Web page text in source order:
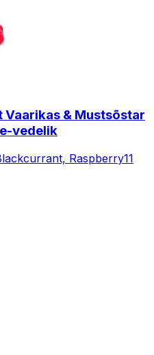
Vaarikas & Mustsõstar
e-vedelik
Raspberry11